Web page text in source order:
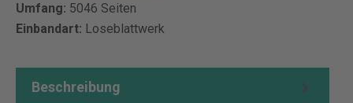
Umfang: 5046 Seiten
Einbandart: Loseblattwerk
Beschreibung